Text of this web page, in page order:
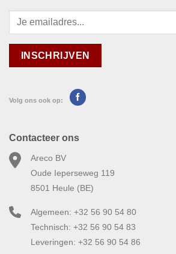
Volg ons ook op:
Contacteer ons
Areco BV
Oude Ieperseweg 119
8501 Heule (BE)
Algemeen: +32 56 90 54 80
Technisch: +32 56 90 54 83
Leveringen: +32 56 90 54 86